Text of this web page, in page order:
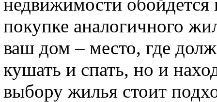
покупке аналогичного
ваш дом – место, где
кушать и спать, но и
выбору жилья стоит